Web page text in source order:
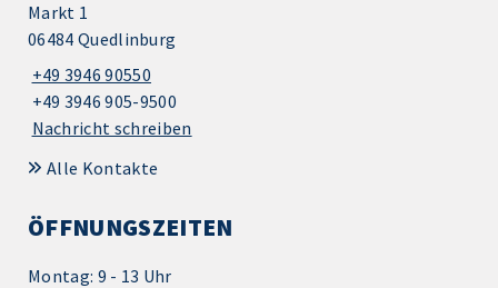
Markt 1
06484 Quedlinburg
+49 3946 90550
+49 3946 905-9500
Nachricht schreiben
Alle Kontakte
ÖFFNUNGSZEITEN
Montag: 9 - 13 Uhr